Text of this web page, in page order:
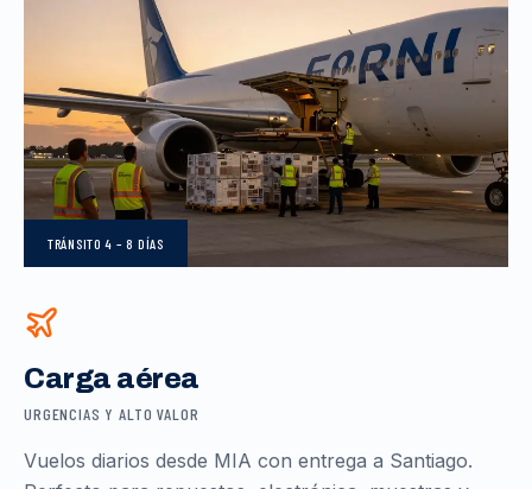
TRÁNSITO4 – 8 DÍAS
Carga aérea
URGENCIAS Y ALTO VALOR
Vuelos diarios desde MIA con entrega a Santiago.